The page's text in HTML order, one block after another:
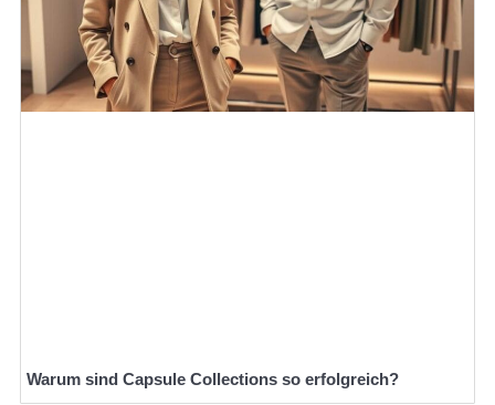
Warum sind Capsule Collections so erfolgreich?